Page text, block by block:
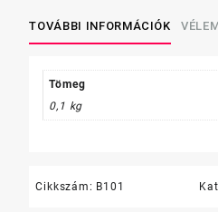
Csokoládés
mennyiség
TOVÁBBI INFORMÁCIÓK
Tömeg
0,1 kg
Cikkszám: B101